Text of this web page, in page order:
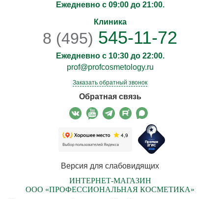
Ежедневно с 09:00 до 21:00.
Клиника
8 (495) 545-11-72
Ежедневно с 10:30 до 22:00.
prof@profcosmetology.ru
Заказать обратный звонок
Обратная связь
Версия для слабовидящих
ИНТЕРНЕТ-МАГАЗИН
ООО «ПРОФЕССИОНАЛЬНАЯ КОСМЕТИКА»